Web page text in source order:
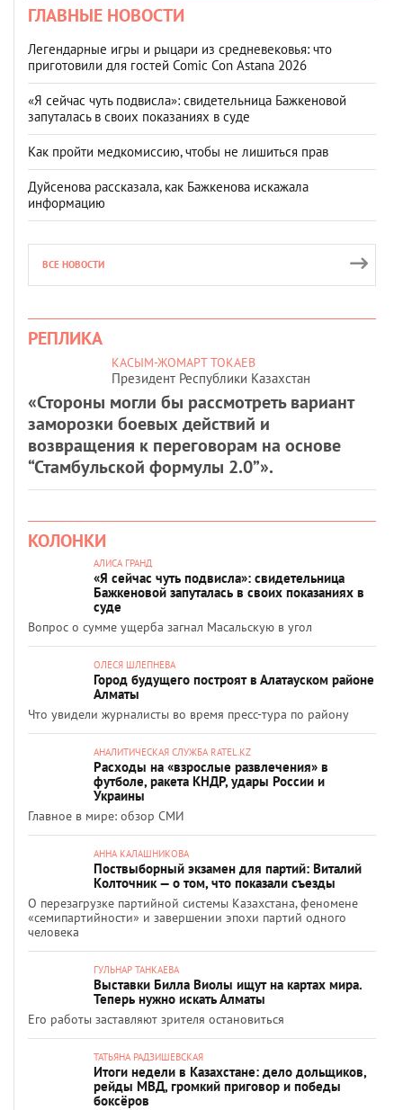
ГЛАВНЫЕ НОВОСТИ
Легендарные игры и рыцари из средневековья: что
приготовили для гостей Comic Con Astana 2026
«Я сейчас чуть подвисла»: свидетельница Бажкеновой
запуталась в своих показаниях в суде
Как пройти медкомиссию, чтобы не лишиться прав
Дуйсенова рассказала, как Бажкенова искажала
информацию
ВСЕ НОВОСТИ
РЕПЛИКА
КАСЫМ-ЖОМАРТ ТОКАЕВ
Президент Республики Казахстан
«Стороны могли бы рассмотреть вариант
заморозки боевых действий и
возвращения к переговорам на основе
“Стамбульской формулы 2.0”».
КОЛОНКИ
АЛИСА ГРАНД
«Я сейчас чуть подвисла»: свидетельница
Бажкеновой запуталась в своих показаниях в
суде
Вопрос о сумме ущерба загнал Масальскую в угол
ОЛЕСЯ ШЛЕПНЕВА
Город будущего построят в Алатауском районе
Алматы
Что увидели журналисты во время пресс-тура по району
АНАЛИТИЧЕСКАЯ СЛУЖБА RATEL.KZ
Расходы на «взрослые развлечения» в
футболе, ракета КНДР, удары России и
Украины
Главное в мире: обзор СМИ
АННА КАЛАШНИКОВА
Поствыборный экзамен для партий: Виталий
Колточник — о том, что показали съезды
О перезагрузке партийной системы Казахстана, феномене
«семипартийности» и завершении эпохи партий одного
человека
ГУЛЬНАР ТАНКАЕВА
Выставки Билла Виолы ищут на картах мира.
Теперь нужно искать Алматы
Его работы заставляют зрителя остановиться
ТАТЬЯНА РАДЗИШЕВСКАЯ
Итоги недели в Казахстане: дело дольщиков,
рейды МВД, громкий приговор и победы
боксёров